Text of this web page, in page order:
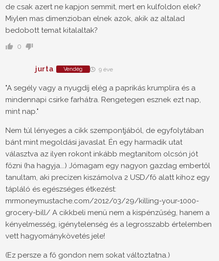
de csak azert ne kapjon semmit, mert en kulfoldon elek?
Miylen mas dimenzioban elnek azok, akik az altalad
bedobott temat kitalaltak?
0
jurta Vendég 9 éve
"A segély vagy a nyugdíj elég a paprikás krumplira és a
mindennapi csirke farhátra. Rengetegen esznek ezt nap,
mint nap."
Nem túl lényeges a cikk szempontjából, de egyfolytában
bánt mint megoldási javaslat. Én egy harmadik utat
választva az ilyen rokont inkább megtanítom olcsón jót
főzni (ha hagyja...) Jómagam egy nagyon gazdag embertől
tanultam, aki precízen kiszámolva 2 USD/fő alatt kihoz egy
tápláló és egészséges étkezést:
mrmoneymustache.com/2012/03/29/killing-your-1000-
grocery-bill/ A cikkbeli menü nem a kispénzűség, hanem a
kényelmesség, igénytelenség és a legrosszabb értelemben
vett hagyománykövetés jele!
(Ez persze a fő gondon nem sokat változtatna.)